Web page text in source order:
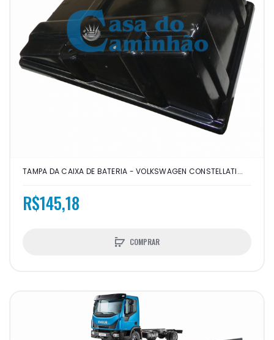
TAMPA DA CAIXA DE BATERIA - VOLKSWAGEN CONSTELLATI...
R$145,18
COMPRAR